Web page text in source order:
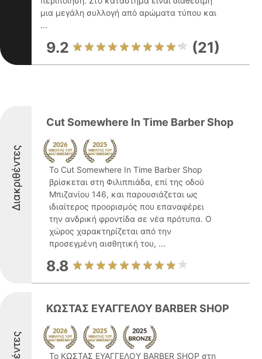
μια μεγάλη συλλογή από αρώματα τύπου και
...
9.2 (21)
Διακριθέντες
Cut Somewhere In Time Barber Shop
Το Cut Somewhere In Time Barber Shop
βρίσκεται στη Φιλιππιάδα, επί της οδού
Μπιζανίου 146, και παρουσιάζεται ως
ιδιαίτερος προορισμός που επαναφέρει
την ανδρική φροντίδα σε νέα πρότυπα. Ο
χώρος χαρακτηρίζεται από την
προσεγμένη αισθητική του, ...
8.8
ΚΩΣΤΑΣ ΕΥΑΓΓΕΛΟΥ BARBER SHOP
Το ΚΩΣΤΑΣ ΕΥΑΓΓΕΛΟΥ BARBER SHOP στη